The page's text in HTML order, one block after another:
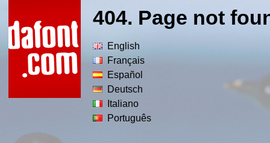
404. Page not
English
Français
Español
Deutsch
Italiano
Português